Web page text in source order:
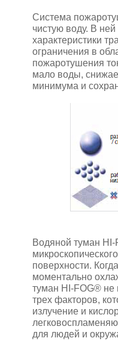
Система
чистую воду. В
характеристики
ограничения в
пожаротушения
мало воды,
минимума и
Водяной туман HI-
поверхности.
моментально
туман HI-FOG® не
трех факторов,
излучение и
для людей и